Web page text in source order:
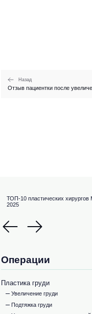
Назад
Отзыв пациентки после
ТОП-10 пластических хирургов
2025
Операции
Пластика груди
Увеличение груди
Подтяжка груди